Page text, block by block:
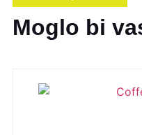
Moglo bi